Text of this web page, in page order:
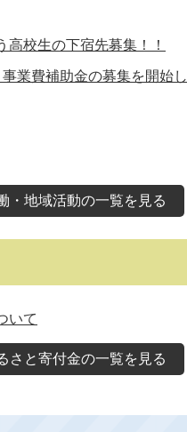
校生の下宿先募集！！
業費補助金の募集を開始し
・地域活動の一覧を見る
いて
さと寄付金の一覧を見る